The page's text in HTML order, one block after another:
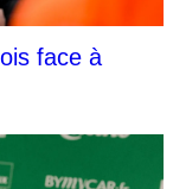
face à